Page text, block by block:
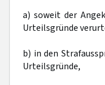
a) soweit der
Urteilsgründe
b) in den
Urteilsgründe,